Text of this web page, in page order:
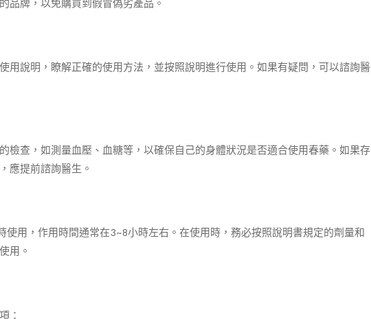
品牌，以免購買到假冒偽劣產品。
用說明，瞭解正確的使用方法，並按照說明進行使用。如果有疑問，可以諮詢醫
檢查，如測量血壓、血糖等，以確保自己的身體狀況是否適合使用春藥。如果存
應提前諮詢醫生。
使用，作用時間通常在3~8小時左右。在使用時，務必按照說明書規定的劑量和
用。
：